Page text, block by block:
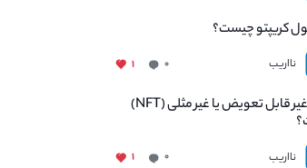
کریپتو چیست؟
نااریب ۰ ۱
توکن غیر قابل تعویض یا غیر مثلی (NFT)
نااریب ۰ ۱